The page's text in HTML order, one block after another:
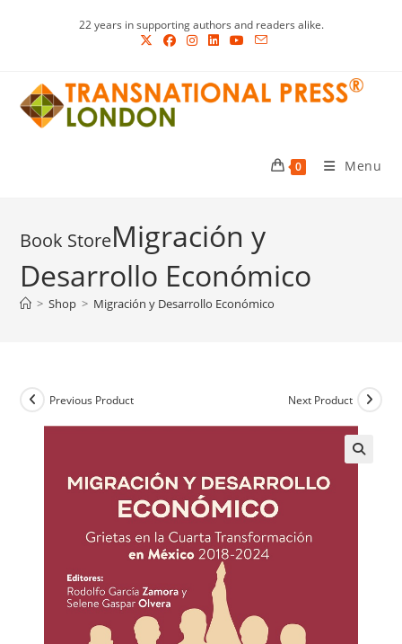
22 years in supporting authors and readers alike.
0 Menu
Migración y
Desarrollo Económico
> Shop > Migración y Desarrollo Económico
Previous Product Next Product